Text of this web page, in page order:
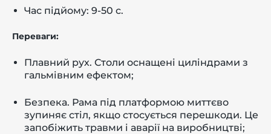
Час підйому: 9-50 с.
Переваги:
Плавний рух. Столи оснащені циліндрами з
гальмівним ефектом;
Безпека. Рама під платформою миттєво
зупиняє стіл, якщо стосується перешкоди. Це
запобіжить травми і аварії на виробництві;